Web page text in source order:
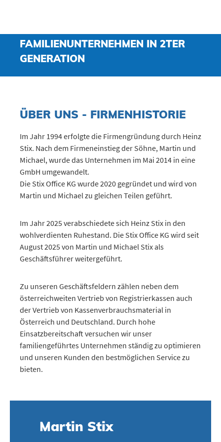
FAMILIENUNTERNEHMEN IN 2TER
GENERATION
ÜBER UNS - FIRMENHISTORIE
Im Jahr 1994 erfolgte die Firmengründung durch Heinz
Stix. Nach dem Firmeneinstieg der Söhne, Martin und
Michael, wurde das Unternehmen im Mai 2014 in eine
GmbH umgewandelt.
Die Stix Office KG wurde 2020 gegründet und wird von
Martin und Michael zu gleichen Teilen geführt.
Im Jahr 2025 verabschiedete sich Heinz Stix in den
wohlverdienten Ruhestand. Die Stix Office KG wird seit
August 2025 von Martin und Michael Stix als
Geschäftsführer weitergeführt.
Zu unseren Geschäftsfeldern zählen neben dem
österreichweiten Vertrieb von Registrierkassen auch
der Vertrieb von Kassenverbrauchsmaterial in
Österreich und Deutschland. Durch hohe
Einsatzbereitschaft versuchen wir unser
familiengeführtes Unternehmen ständig zu optimieren
und unseren Kunden den bestmöglichen Service zu
bieten.
Martin Stix